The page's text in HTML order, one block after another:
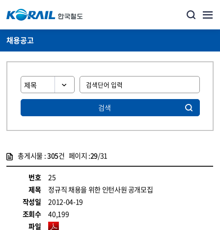
채용공고
검색
총게시물 :305건 페이지 :29/31
번호
25
제목
정규직 채용을 위한 인턴사원 공개모집
작성일
2012-04-19
조회수
40,199
파일